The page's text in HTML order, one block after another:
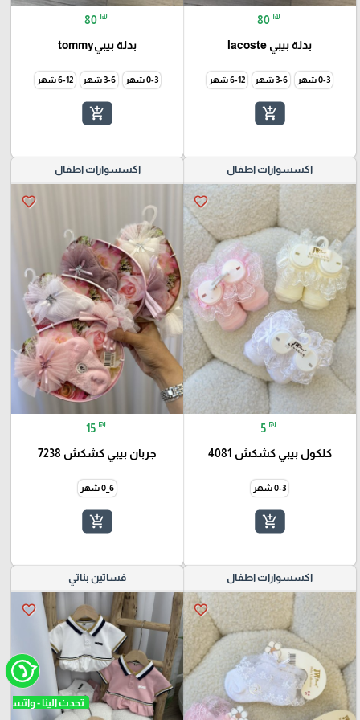
80 ₪
بدلة بيبي lacoste
0-3 شهر 3-6 شهر 6-12 شهر
add_shopping_cart
80 ₪
بدلة بيبيtommy
0-3 شهر 3-6 شهر 6-12 شهر
add_shopping_cart
اكسسوارات اطفال
favorite_border
5 ₪
كلكول بيبي كشكش 4081
0-3 شهر
add_shopping_cart
اكسسوارات اطفال
favorite_border
15 ₪
جربان بيبي كشكش 7238
6_0 شهر
add_shopping_cart
اكسسوارات اطفال
favorite_border
فساتين بناتي
favorite_border